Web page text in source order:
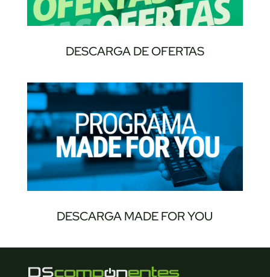
DESCARGA DE OFERTAS
DESCARGA MADE FOR YOU